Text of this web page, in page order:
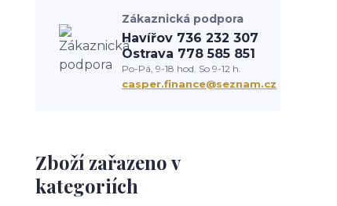
Zboží zařazeno v
kategoriích
Zákaznická podpora
Havířov 736 232 307
Ostrava 778 585 851
Po-Pá, 9-18 hod. So 9-12 h.
casper.finance@seznam.cz